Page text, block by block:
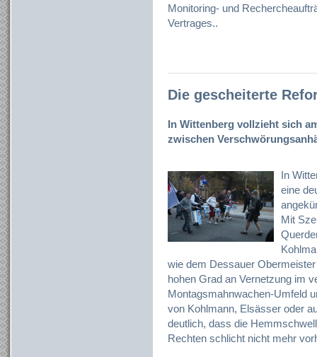
Monitoring- und
Vertrages..
Die gescheiterte
In Wittenberg vollzieht sich
zwischen
In
eine
Mit
wie dem Dessauer
hohen Grad an Vernetzung im
Montagsmahnwachen-Umfeld
von Kohlmann, Elsässer oder
deutlich, dass die
Rechten schlicht nicht mehr